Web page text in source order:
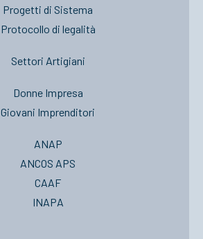
Progetti di Sistema
Protocollo di legalità
Settori Artigiani
Donne Impresa
Giovani Imprenditori
ANAP
ANCOS APS
CAAF
INAPA